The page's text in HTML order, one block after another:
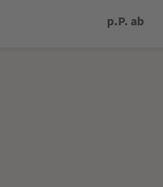
p.P. ab